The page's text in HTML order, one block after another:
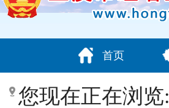
首页
您现在正在浏览: